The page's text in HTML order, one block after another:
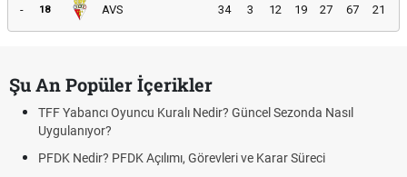
-
18 AVS 34 3 12 19 27 67 21
Şu An Popüler İçerikler
TFF Yabancı Oyuncu Kuralı Nedir? Güncel Sezonda Nasıl
Uygulanıyor?
PFDK Nedir? PFDK Açılımı, Görevleri ve Karar Süreci